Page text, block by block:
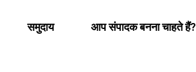
समुदाय आप संपादक बनना चाहते हैं?